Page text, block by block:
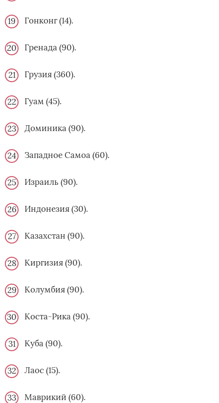
Гонконг (14).
Гренада (90).
Грузия (360).
Гуам (45).
Доминика (90).
Западное Самоа (60).
Израиль (90).
Индонезия (30).
Казахстан (90).
Киргизия (90).
Колумбия (90).
Коста-Рика (90).
Куба (90).
Лаос (15).
Маврикий (60).